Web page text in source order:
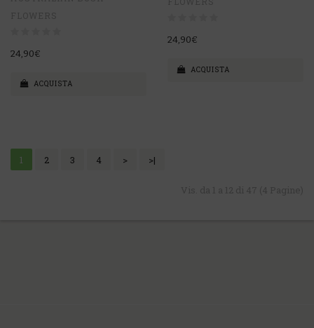
24,90€
ACQUISTA
24,90€
ACQUISTA
1 2 3 4 > >|